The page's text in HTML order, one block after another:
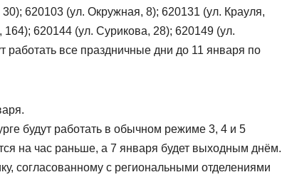
620103 (ул. Окружная, 8); 620131 (ул. Крауля,
620144 (ул. Сурикова, 28); 620149 (ул.
все праздничные дни до 11 января по
будут работать в обычном режиме 3, 4 и 5
на час раньше, а 7 января будет выходным днём.
согласованному с региональными отделениями